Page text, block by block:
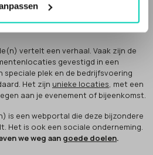
voor natuur, cultuur of mens
vertelt een verhaal. Vaak zijn de
gevestigd in een
speciale plek en de bedrijfsvoering
Het zijn unieke locaties , met een
aan je evenement of bijeenkomst.
is een webportal die deze bijzondere
Het is ook een sociale onderneming.
we weg aan goede doelen.